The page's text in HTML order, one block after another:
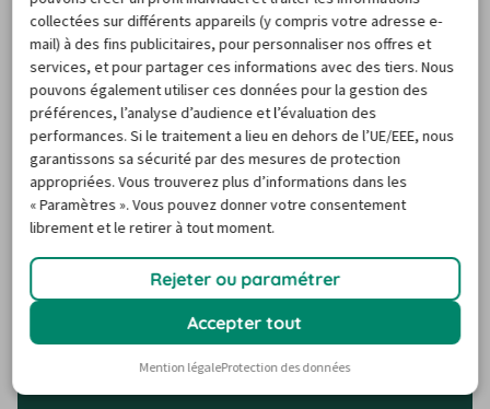
Vers le centre d’assistance
Destinations de voyage
populaires
collectées sur différents appareils (y compris votre adresse e-
mail) à des fins publicitaires, pour personnaliser nos offres et
services, et pour partager ces informations avec des tiers. Nous
pouvons également utiliser ces données pour la gestion des
préférences, l’analyse d’audience et l’évaluation des
performances. Si le traitement a lieu en dehors de l’UE/EEE, nous
garantissons sa sécurité par des mesures de protection
appropriées. Vous trouverez plus d’informations dans les
« Paramètres ». Vous pouvez donner votre consentement
librement et le retirer à tout moment.
Rejeter ou paramétrer
Accepter tout
Mention légaleProtection des données